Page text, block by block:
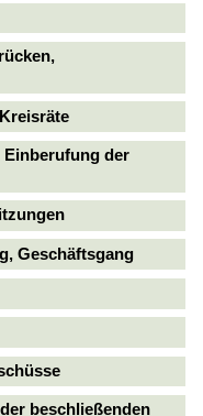
der
Geschäftsgang
beschließenden